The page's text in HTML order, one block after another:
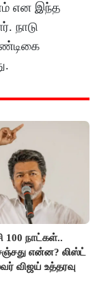
என இந்த
நாடு
100 நாட்கள்..
என்ன? லிஸ்ட்
விஜய் உத்தரவு